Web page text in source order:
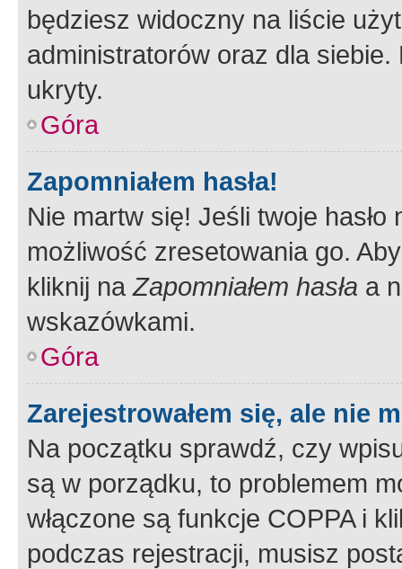
będziesz widoczny na liście
administratorów oraz dla
ukryty.
Góra
Zapomniałem hasła!
Nie martw się! Jeśli twoje
możliwość zresetowania go.
kliknij naZapomniałem hasła a
wskazówkami.
Góra
Zarejestrowałem się, ale nie
Na początku sprawdź, czy
są w porządku, to problemem
włączone są funkcje COPPA i
podczas rejestracji, musisz